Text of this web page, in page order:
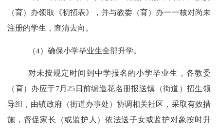
（育）办领取《初招表》，并与教委（育）办一一核对尚未
注册的学生，查清去向。
（4）确保小学毕业生全部升学。
对未按规定时间到中学报名的小学毕业生，各教委
（育）办应于7 月 25 日前编造花名册报送镇（街道）招生领
导组，由镇政府（街道办事处）协调相关社区，采取有效措
施，督促家长（或监护人）依法送子女或监护对象按时升